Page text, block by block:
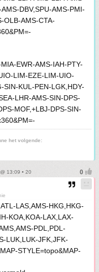
het volgende:
13:09 • 20